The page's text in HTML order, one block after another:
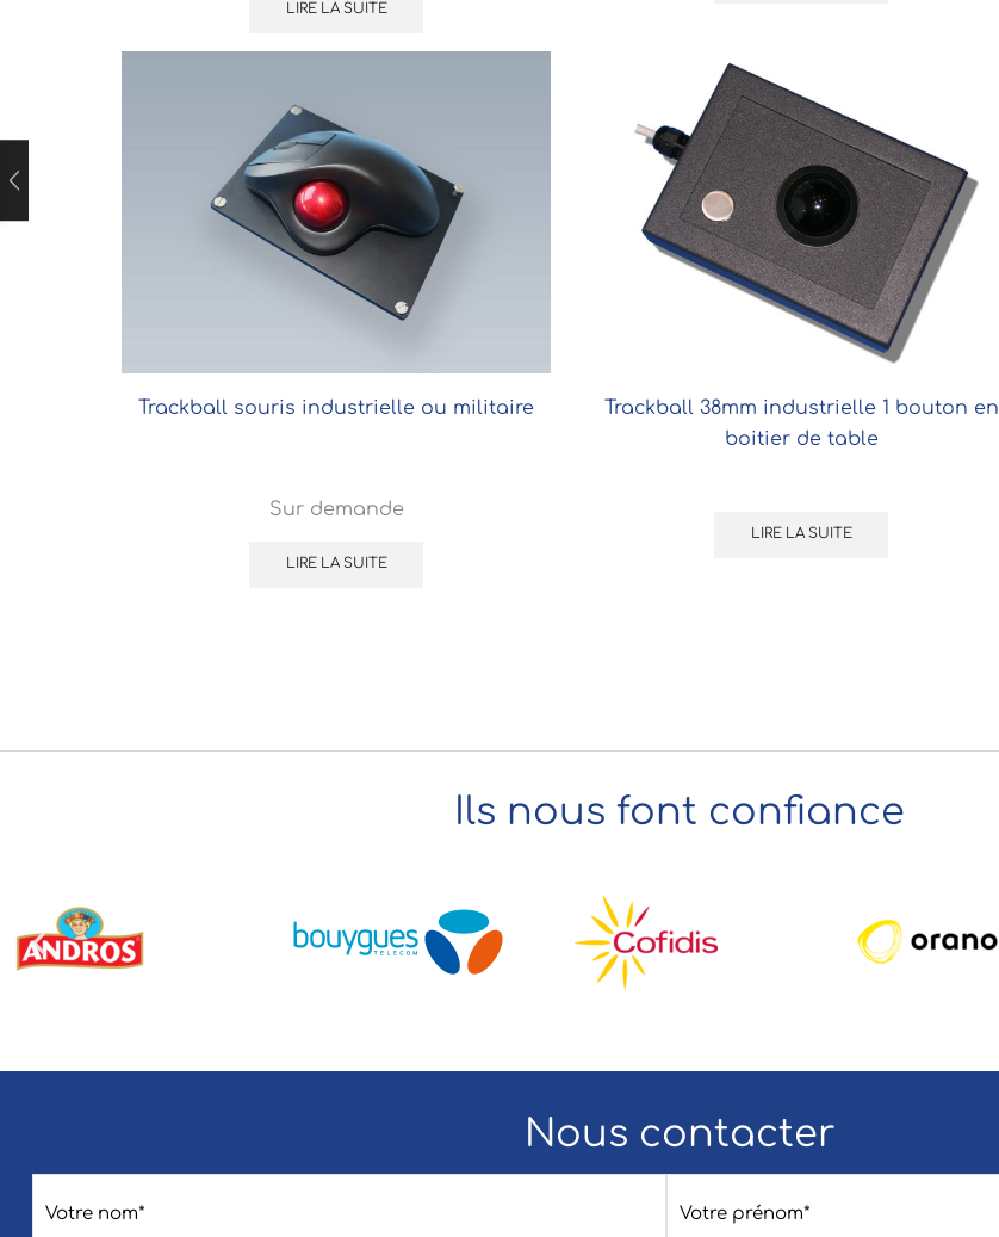
LIRE LA SUITE
Trackball souris industrielle ou militaire
Sur demande
LIRE LA SUITE
Trackball 38mm industrielle 1 bouton en
boitier de table
LIRE LA SUITE
Ils nous font confiance
Nous contacter